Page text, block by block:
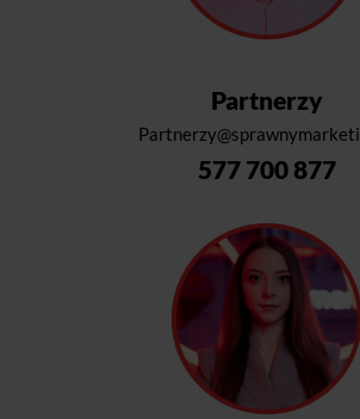
Partnerzy
577 700 877